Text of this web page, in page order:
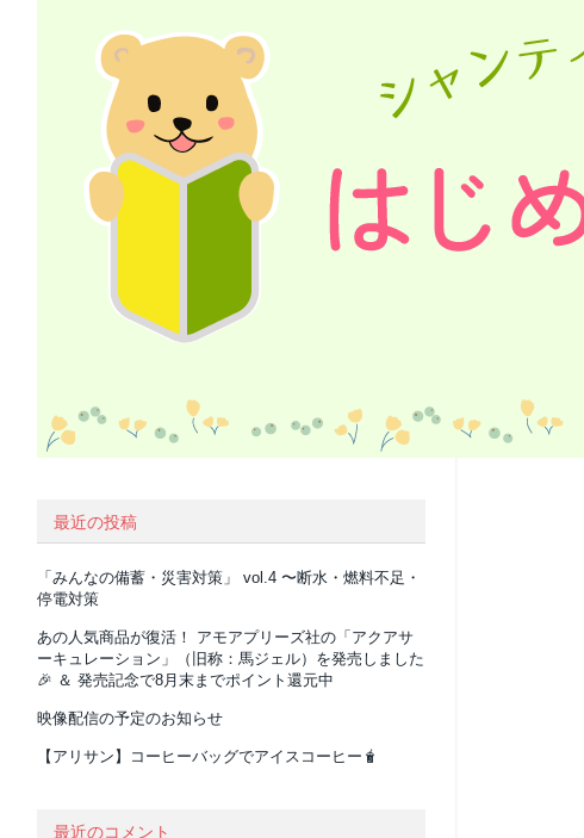
最近の投稿
「みんなの備蓄・災害対策」 vol.4 〜断水・燃料不足・
停電対策
あの人気商品が復活！ アモアプリーズ社の「アクアサ
ーキュレーション」（旧称：馬ジェル）を発売しました
🎉 ＆ 発売記念で8月末までポイント還元中
映像配信の予定のお知らせ
【アリサン】コーヒーバッグでアイスコーヒー🧋
最近のコメント